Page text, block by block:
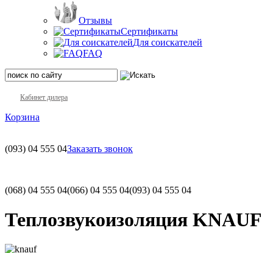
Отзывы
Сертификаты
Для соискателей
FAQ
Кабинет дилера
Корзина
(093) 04 555 04Заказать звонок
(068) 04 555 04(066) 04 555 04(093) 04 555 04
Теплозвукоизоляция KNAUF